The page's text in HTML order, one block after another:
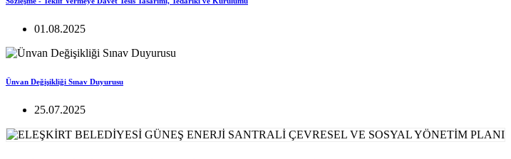
01.08.2025
Ünvan Değişikliği Sınav Duyurusu
25.07.2025